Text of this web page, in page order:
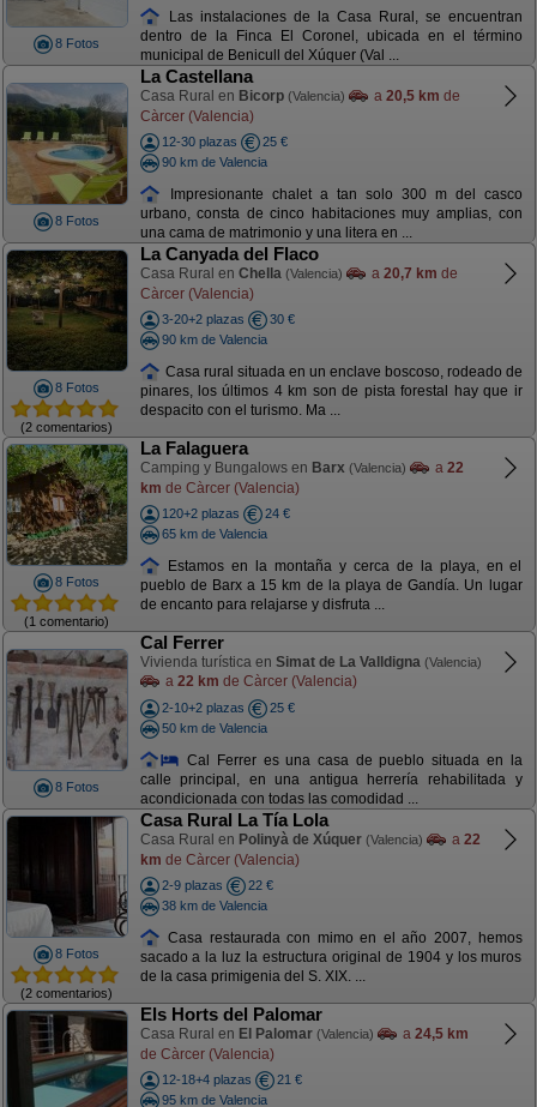
8 Fotos
Las instalaciones de la Casa Rural, se encuentran
dentro de la Finca El Coronel, ubicada en el término
municipal de Benicull del Xúquer (Val ...
8 Fotos
La Castellana
Casa Rural en Bicorp (Valencia) a 20,5 km de
Càrcer (Valencia)
12-30 plazas
25 €
90 km de Valencia
Impresionante chalet a tan solo 300 m del casco
urbano, consta de cinco habitaciones muy amplias, con
una cama de matrimonio y una litera en ...
8 Fotos
(2 comentarios)
La Canyada del Flaco
Casa Rural en Chella (Valencia) a 20,7 km de
Càrcer (Valencia)
3-20+2 plazas
30 €
90 km de Valencia
Casa rural situada en un enclave boscoso, rodeado de
pinares, los últimos 4 km son de pista forestal hay que ir
despacito con el turismo. Ma ...
8 Fotos
(1 comentario)
La Falaguera
Camping y Bungalows en Barx (Valencia) a 22
km de Càrcer (Valencia)
120+2 plazas
24 €
65 km de Valencia
Estamos en la montaña y cerca de la playa, en el
pueblo de Barx a 15 km de la playa de Gandía. Un lugar
de encanto para relajarse y disfruta ...
8 Fotos
Cal Ferrer
Vivienda turística en Simat de La Valldigna (Valencia)
a 22 km de Càrcer (Valencia)
2-10+2 plazas
25 €
50 km de Valencia
Cal Ferrer es una casa de pueblo situada en la
calle principal, en una antigua herrería rehabilitada y
acondicionada con todas las comodidad ...
8 Fotos
(2 comentarios)
Casa Rural La Tía Lola
Casa Rural en Polinyà de Xúquer (Valencia) a 22
km de Càrcer (Valencia)
2-9 plazas
22 €
38 km de Valencia
Casa restaurada con mimo en el año 2007, hemos
sacado a la luz la estructura original de 1904 y los muros
de la casa primigenia del S. XIX. ...
Els Horts del Palomar
Casa Rural en El Palomar (Valencia) a 24,5 km
de Càrcer (Valencia)
12-18+4 plazas
21 €
95 km de Valencia